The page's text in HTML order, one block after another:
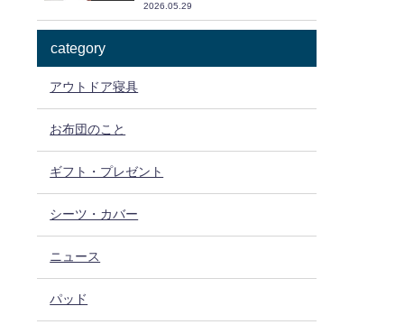
2026.05.29
category
アウトドア寝具
お布団のこと
ギフト・プレゼント
シーツ・カバー
ニュース
パッド